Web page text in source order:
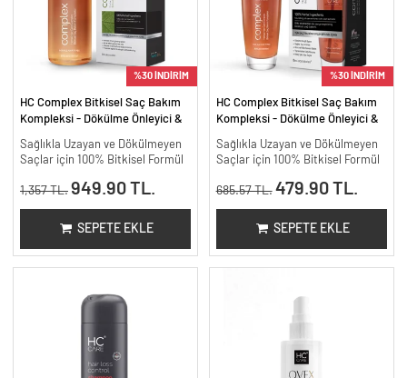
%30 İNDİRİM
HC Complex Bitkisel Saç Bakım
Kompleksi - Dökülme Önleyici &
200 ml.
Sağlıkla Uzayan ve Dökülmeyen
Saçlar için 100% Bitkisel Formül
1,357 TL. 949.90 TL.
SEPETE EKLE
%30 İNDİRİM
HC Complex Bitkisel Saç Bakım
Kompleksi - Dökülme Önleyici &
100 ml
Sağlıkla Uzayan ve Dökülmeyen
Saçlar için 100% Bitkisel Formül
685.57 TL. 479.90 TL.
SEPETE EKLE